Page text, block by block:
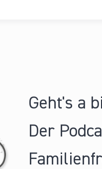
Geht's a
Der